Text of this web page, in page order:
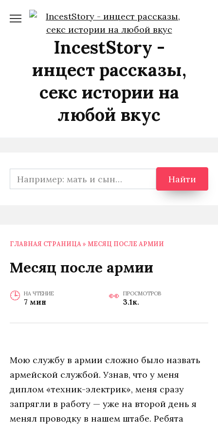
содержанию
IncestStory -
инцест рассказы,
секс истории на
любой вкус
Search
for:
Найти
ГЛАВНАЯ СТРАНИЦА » МЕСЯЦ ПОСЛЕ АРМИИ
Месяц после армии
НА ЧТЕНИЕ
7 мин
ПРОСМОТРОВ
3.1к.
Мою службу в армии сложно было назвать
армейской службой. Узнав, что у меня
диплом «техник-электрик», меня сразу
запрягли в работу — уже на второй день я
менял проводку в нашем штабе. Ребята